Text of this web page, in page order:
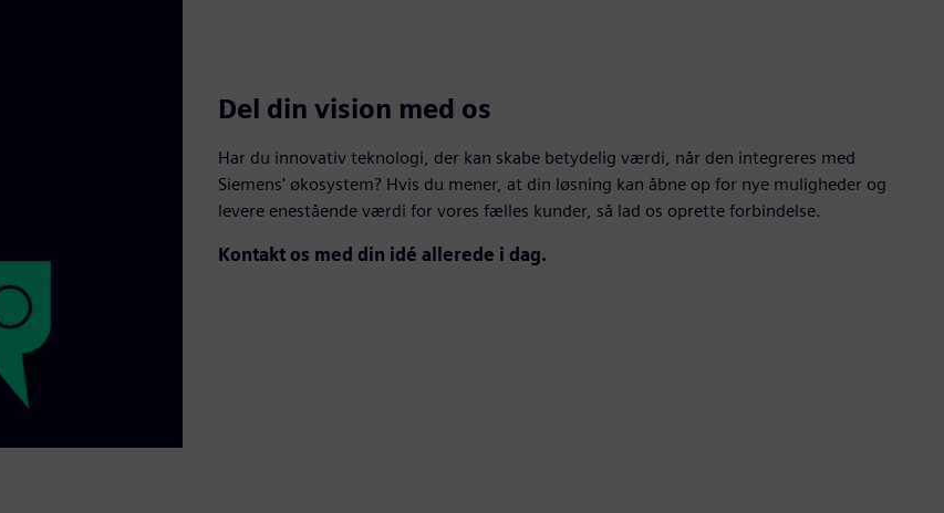
Del din vision med os
Har du innovativ teknologi, der kan skabe betydelig værdi, når den integreres med
Siemens' økosystem? Hvis du mener, at din løsning kan åbne op for nye muligheder og
levere enestående værdi for vores fælles kunder, så lad os oprette forbindelse.
Kontakt os med din idé allerede i dag.